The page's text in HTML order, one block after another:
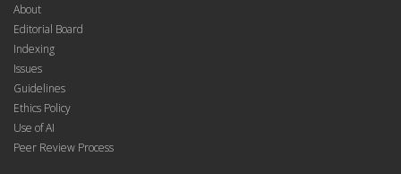
About
Editorial Board
Indexing
Issues
Guidelines
Ethics Policy
Use of AI
Peer Review Process